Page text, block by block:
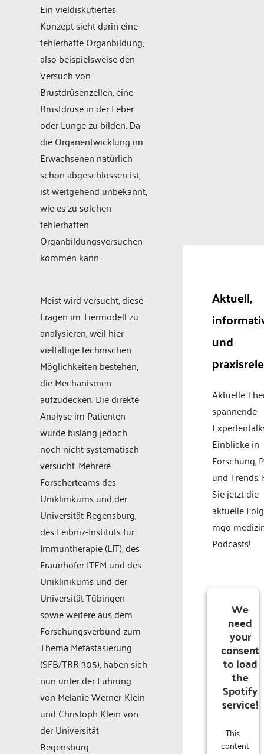
Ein vieldiskutiertes
Konzept sieht darin eine
fehlerhafte Organbildung,
also beispielsweise den
Versuch von
Brustdrüsenzellen, eine
Brustdrüse in der Leber
oder Lunge zu bilden. Da
die Organentwicklung im
Erwachsenen natürlich
schon abgeschlossen ist,
ist weitgehend unbekannt,
wie es zu solchen
fehlerhaften
Organbildungsversuchen
kommen kann.
Meist wird versucht, diese
Fragen im Tiermodell zu
analysieren, weil hier
vielfältige technischen
Möglichkeiten bestehen,
die Mechanismen
aufzudecken. Die direkte
Analyse im Patienten
wurde bislang jedoch
noch nicht systematisch
versucht. Mehrere
Forscherteams des
Uniklinikums und der
Universität Regensburg,
des Leibniz-Instituts für
Immuntherapie (LIT), des
Fraunhofer ITEM und des
Uniklinikums und der
Universität Tübingen
sowie weitere aus dem
Forschungsverbund zum
Thema Metastasierung
(SFB/TRR 305), haben sich
nun unter der Führung
von Melanie Werner-Klein
und Christoph Klein von
der Universität
Regensburg
Aktuell,
und
Aktuelle
spannende
Einblicke in
Forschung,
und Trends.
Sie jetzt die
aktuelle
mgo
Podcasts!
We
need
your
consent
to load
the
Spotify
service!
This
content